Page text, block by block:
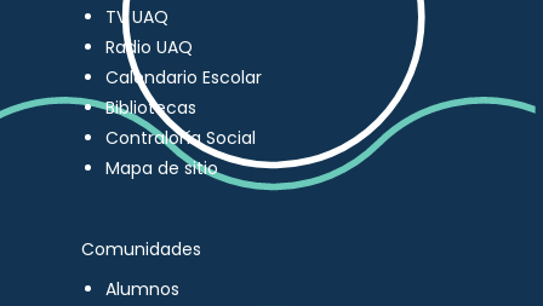
TV UAQ
Radio UAQ
Calendario Escolar
Bibliotecas
Contraloría Social
Mapa de sitio
Comunidades
Alumnos